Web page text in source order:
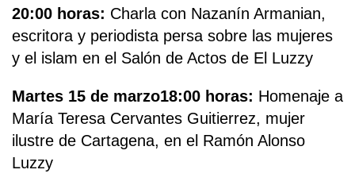
20:00 horas: Charla con Nazanín Armanian,
escritora y periodista persa sobre las mujeres
y el islam en el Salón de Actos de El Luzzy
Martes 15 de marzo18:00 horas: Homenaje a
María Teresa Cervantes Guitierrez, mujer
ilustre de Cartagena, en el Ramón Alonso
Luzzy